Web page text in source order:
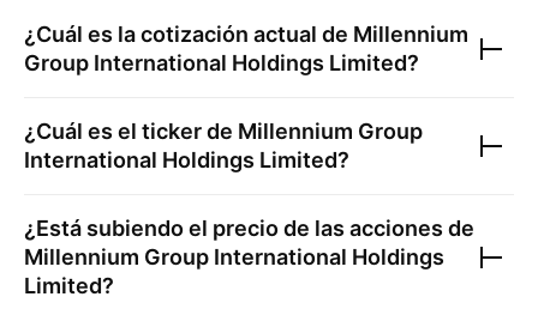
¿Cuál es la cotización actual de Millennium
Group International Holdings Limited?
¿Cuál es el ticker de Millennium Group
International Holdings Limited?
¿Está subiendo el precio de las acciones de
Millennium Group International Holdings
Limited?